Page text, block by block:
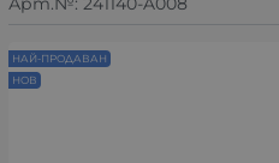
НАЙ-ПРОДАВАН
НОВ